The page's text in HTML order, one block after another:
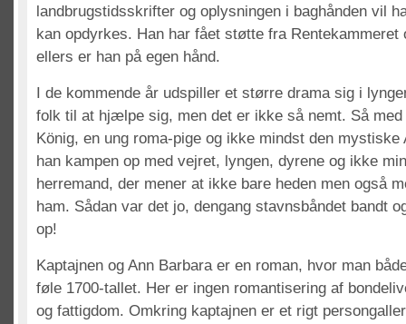
landbrugstidsskrifter og oplysningen i baghånden vil
kan opdyrkes. Han har fået støtte fra Rentekammeret
ellers er han på egen hånd.
I de kommende år udspiller et større drama sig i
folk til at hjælpe sig, men det er ikke så nemt. Så
König, en ung roma-pige og ikke mindst den mystiske
han kampen op med vejret, lyngen, dyrene og ikke
herremand, der mener at ikke bare heden men også
ham. Sådan var det jo, dengang stavnsbåndet bandt
op!
Kaptajnen og Ann Barbara er en roman, hvor man
føle 1700-tallet. Her er ingen romantisering af
og fattigdom. Omkring kaptajnen er et rigt